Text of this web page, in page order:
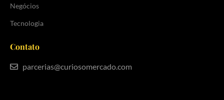
Negócios
Tecnologia
Contato
parcerias@curiosomercado.com